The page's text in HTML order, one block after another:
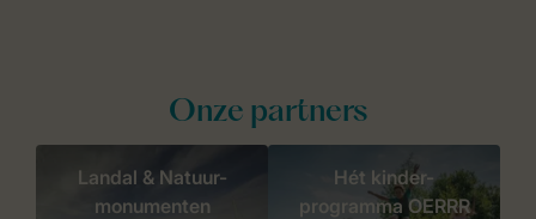
Onze partners
Landal & Natuur-
monumenten
Hét kinder-
programma OERRR